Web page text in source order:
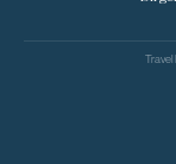
Travel